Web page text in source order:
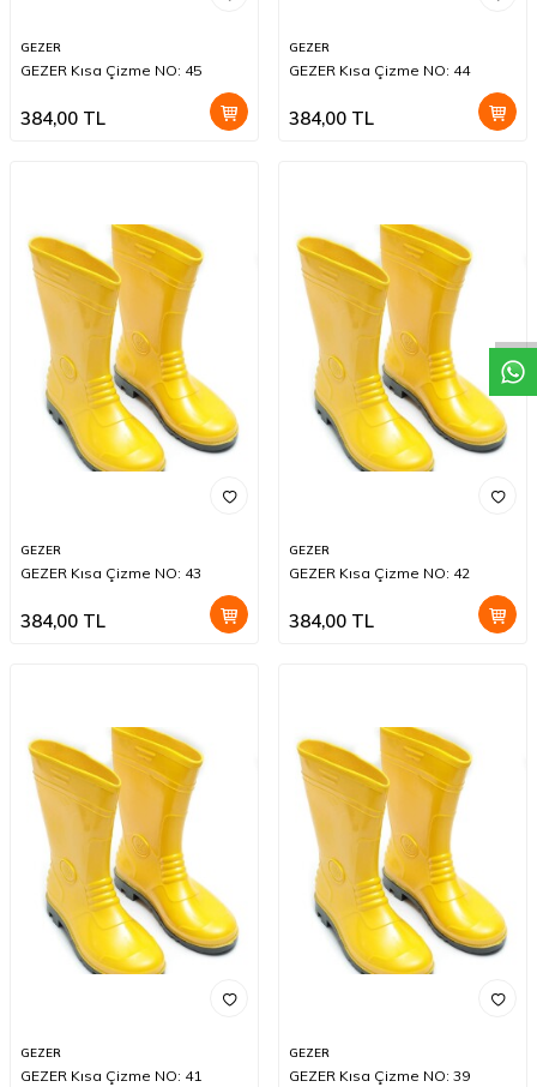
GEZER
GEZER Kısa Çizme NO: 45
384,00 TL
GEZER
GEZER Kısa Çizme NO: 44
384,00 TL
GEZER
GEZER Kısa Çizme NO: 43
384,00 TL
GEZER
GEZER Kısa Çizme NO: 42
384,00 TL
GEZER
GEZER Kısa Çizme NO: 41
GEZER
GEZER Kısa Çizme NO: 39